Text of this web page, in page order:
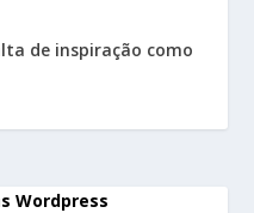
de inspiração como
Wordpress